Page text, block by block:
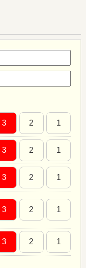
3 2 1
3 2 1
3 2 1
3 2 1
3 2 1